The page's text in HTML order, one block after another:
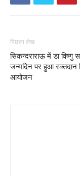
पिछला लेख
सिकन्दराराऊ में डा विष्णु
जन्मदिन पर हुआ रक्तदान
आयोजन